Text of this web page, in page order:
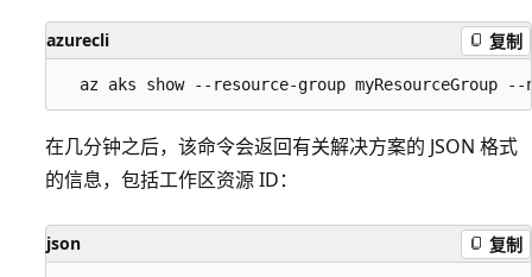
azurecli 复制
在几分钟之后，该命令会返回有关解决方案的 JSON 格式
的信息，包括工作区资源 ID：
json 复制